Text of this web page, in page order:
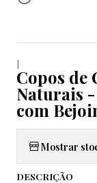
|
Copos de
Naturais
com
Mostrar
DESCRIÇÃO